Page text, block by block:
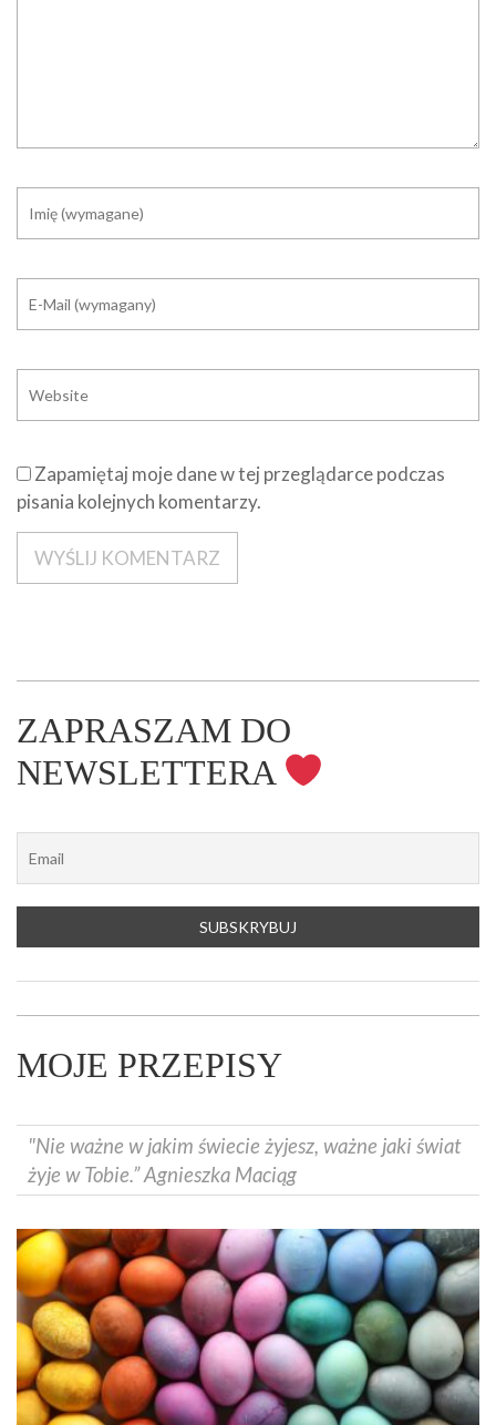
Zapamiętaj moje dane w tej przeglądarce podczas
pisania kolejnych komentarzy.
ZAPRASZAM DO
NEWSLETTERA
MOJE PRZEPISY
"Nie ważne w jakim świecie żyjesz, ważne jaki świat
żyje w Tobie.” Agnieszka Maciąg